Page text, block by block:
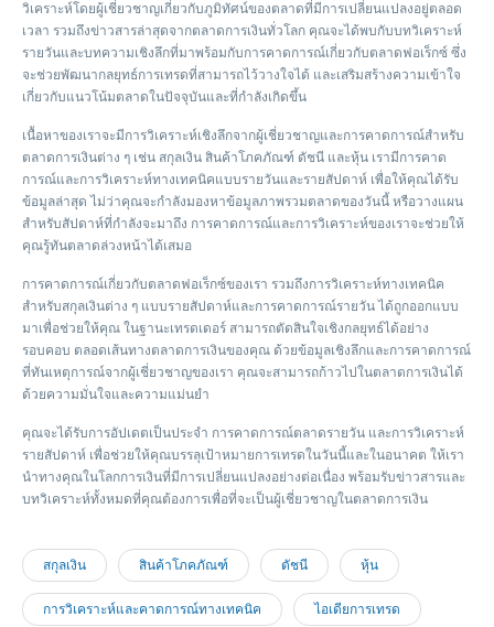
สกุลเงิน สินค้าโภคภัณฑ์ ดัชนี หุ้น
การวิเคราะห์และคาดการณ์ทางเทคนิค ไอเดียการเทรด
วิเคราะห์โดยผู้เชี่ยวชาญเกี่ยวกับภูมิทัศน์ของตลาดที่มีการเปลี่ยนแปลงอยู่ตลอด
เวลา รวมถึงข่าวสารล่าสุดจากตลาดการเงินทั่วโลก คุณจะได้พบกับบทวิเคราะห์
รายวันและบทความเชิงลึกที่มาพร้อมกับการคาดการณ์เกี่ยวกับตลาดฟอเร็กซ์ ซึ่ง
จะช่วยพัฒนากลยุทธ์การเทรดที่สามารถไว้วางใจได้ และเสริมสร้างความเข้าใจ
เกี่ยวกับแนวโน้มตลาดในปัจจุบันและที่กำลังเกิดขึ้น
เนื้อหาของเราจะมีการวิเคราะห์เชิงลึกจากผู้เชี่ยวชาญและการคาดการณ์สำหรับ
ตลาดการเงินต่าง ๆ เช่น สกุลเงิน สินค้าโภคภัณฑ์ ดัชนี และหุ้น เรามีการคาด
การณ์และการวิเคราะห์ทางเทคนิคแบบรายวันและรายสัปดาห์ เพื่อให้คุณได้รับ
ข้อมูลล่าสุด ไม่ว่าคุณจะกำลังมองหาข้อมูลภาพรวมตลาดของวันนี้ หรือวางแผน
สำหรับสัปดาห์ที่กำลังจะมาถึง การคาดการณ์และการวิเคราะห์ของเราจะช่วยให้
คุณรู้ทันตลาดล่วงหน้าได้เสมอ
การคาดการณ์เกี่ยวกับตลาดฟอเร็กซ์ของเรา รวมถึงการวิเคราะห์ทางเทคนิค
สำหรับสกุลเงินต่าง ๆ แบบรายสัปดาห์และการคาดการณ์รายวัน ได้ถูกออกแบบ
มาเพื่อช่วยให้คุณ ในฐานะเทรดเดอร์ สามารถตัดสินใจเชิงกลยุทธ์ได้อย่าง
รอบคอบ ตลอดเส้นทางตลาดการเงินของคุณ ด้วยข้อมูลเชิงลึกและการคาดการณ์
ที่ทันเหตุการณ์จากผู้เชี่ยวชาญของเรา คุณจะสามารถก้าวไปในตลาดการเงินได้
ด้วยความมั่นใจและความแม่นยำ
คุณจะได้รับการอัปเดตเป็นประจำ การคาดการณ์ตลาดรายวัน และการวิเคราะห์
รายสัปดาห์ เพื่อช่วยให้คุณบรรลุเป้าหมายการเทรดในวันนี้และในอนาคต ให้เรา
นำทางคุณในโลกการเงินที่มีการเปลี่ยนแปลงอย่างต่อเนื่อง พร้อมรับข่าวสารและ
บทวิเคราะห์ทั้งหมดที่คุณต้องการเพื่อที่จะเป็นผู้เชี่ยวชาญในตลาดการเงิน